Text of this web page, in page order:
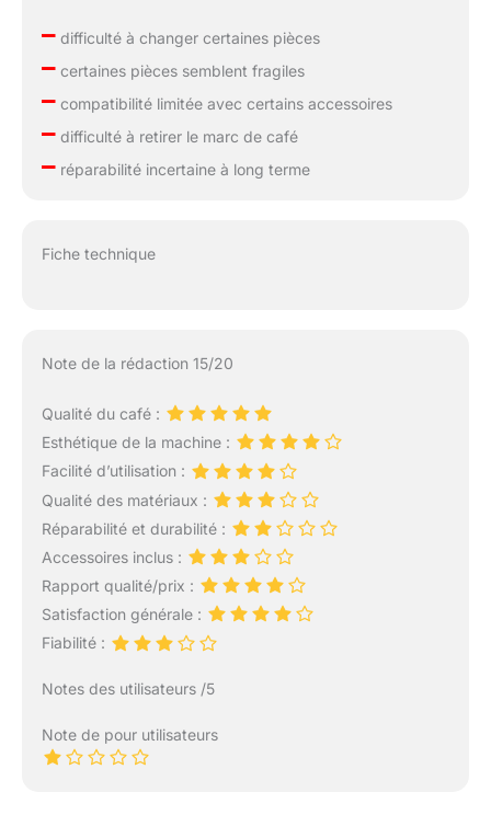
–difficulté à changer certaines pièces
–certaines pièces semblent fragiles
–compatibilité limitée avec certains accessoires
–difficulté à retirer le marc de café
–réparabilité incertaine à long terme
Fiche technique
Note de la rédaction 15/20
Qualité du café :
Esthétique de la machine :
Facilité d’utilisation :
Qualité des matériaux :
Réparabilité et durabilité :
Accessoires inclus :
Rapport qualité/prix :
Satisfaction générale :
Fiabilité :
Notes des utilisateurs /5
Note de pour utilisateurs